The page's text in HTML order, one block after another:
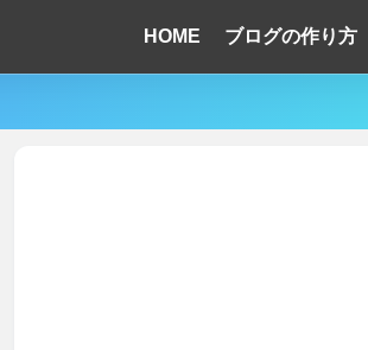
HOME ブログの作り方